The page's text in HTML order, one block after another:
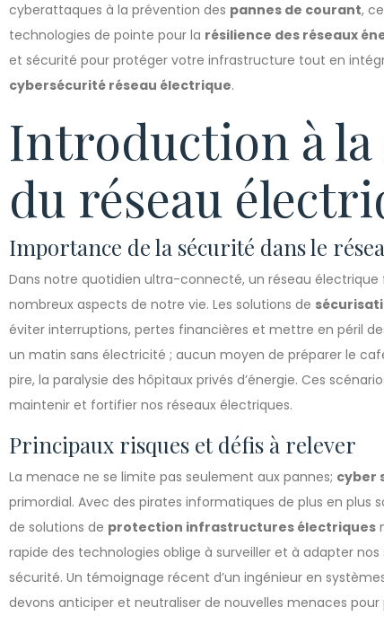
cyberattaques à la prévention des pannes de courant,
technologies de pointe pour la résilience des réseaux
et sécurité pour protéger votre infrastructure tout en
cybersécurité réseau électrique.
Introduction à
du réseau
Importance de la sécurité dans le
Dans notre quotidien ultra-connecté, un réseau
nombreux aspects de notre vie. Les solutions de
éviter interruptions, pertes financières et mettre en péril
un matin sans électricité ; aucun moyen de préparer le
pire, la paralysie des hôpitaux privés d’énergie. Ces
maintenir et fortifier nos réseaux électriques.
Principaux risques et défis à relever
La menace ne se limite pas seulement aux pannes; cyber
primordial. Avec des pirates informatiques de plus en plus
de solutions de protection infrastructures électriques
rapide des technologies oblige à surveiller et à adapter
sécurité. Un témoignage récent d’un ingénieur en
devons anticiper et neutraliser de nouvelles menaces pour